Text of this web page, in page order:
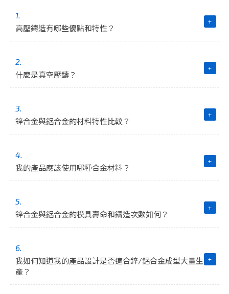
1.
高壓鑄造有哪些優點和特性？
+
2.
什麼是真空壓鑄？
+
3.
鋅合金與鋁合金的材料特性比較？
+
4.
我的產品應該使用哪種合金材料？
+
5.
鋅合金與鋁合金的模具壽命和鑄造次數如何？
+
6.
我如何知道我的產品設計是否適合鋅/鋁合金成型大量生
產？
+